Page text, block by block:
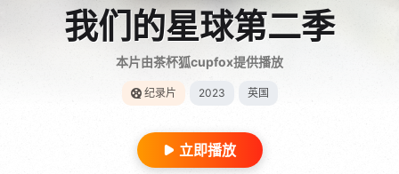
我们的星球第二季
本片由茶杯狐cupfox提供播放
纪录片 2023 英国
立即播放